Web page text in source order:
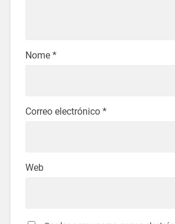
Nome *
Correo electrónico *
Web